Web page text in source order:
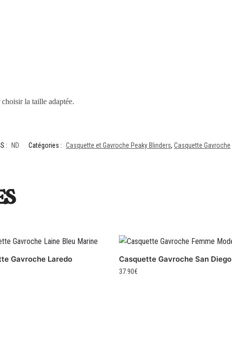
la taille adaptée.
: ND Catégories : Casquette et Gavroche Peaky Blinders, Casquette Gavroche
Gavroche Laredo Casquette Gavroche San Diego
37.90€